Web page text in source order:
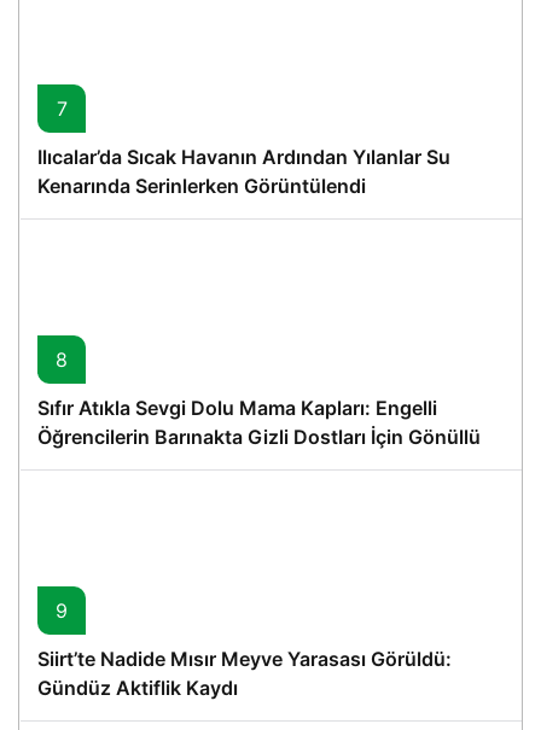
7
Ilıcalar’da Sıcak Havanın Ardından Yılanlar Su
Kenarında Serinlerken Görüntülendi
8
Sıfır Atıkla Sevgi Dolu Mama Kapları: Engelli
Öğrencilerin Barınakta Gizli Dostları İçin Gönüllü
Proje
9
Siirt’te Nadide Mısır Meyve Yarasası Görüldü:
Gündüz Aktiflik Kaydı